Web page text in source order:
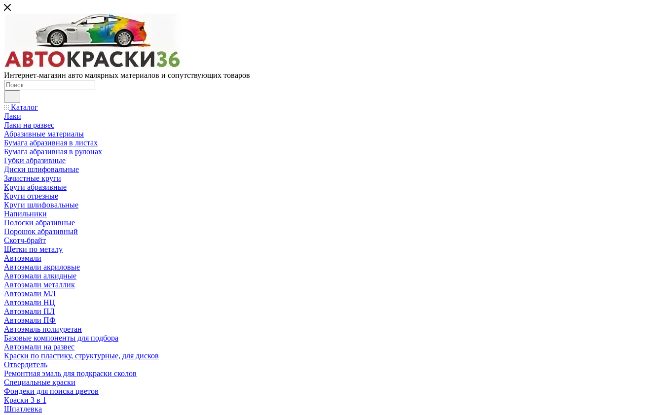
Интернет-магазин авто малярных материалов и сопутствующих товаров
Каталог
Лаки
Лаки на развес
Абразивные материалы
Бумага абразивная в листах
Бумага абразивная в рулонах
Губки абразивные
Диски шлифовальные
Зачистные круги
Круги абразивные
Круги отрезные
Круги шлифовальные
Напильники
Полоски абразивные
Порошок абразивный
Скотч-брайт
Щетки по металу
Автоэмали
Автоэмали акриловые
Автоэмали алкидные
Автоэмали металлик
Автоэмали МЛ
Автоэмали НЦ
Автоэмали ПЛ
Автоэмали ПФ
Автоэмаль полиуретан
Базовые компоненты для подбора
Автоэмали на развес
Краски по пластику, структурные, для дисков
Отвердитель
Ремонтная эмаль для подкраски сколов
Специальные краски
Фондеки для поиска цветов
Краски 3 в 1
Шпатлевка